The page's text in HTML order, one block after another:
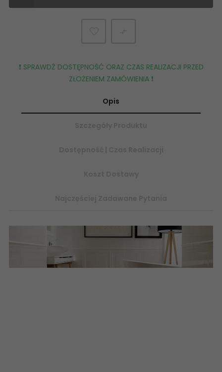
❗️ SPRAWDŹ DOSTĘPNOŚĆ ORAZ CZAS REALIZACJI PRZED
ZŁOŻENIEM ZAMÓWIENIA ❗️
Opis